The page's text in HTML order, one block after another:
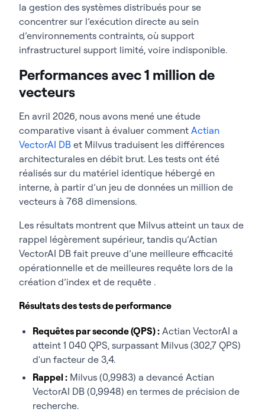
la gestion des systèmes distribués pour se
concentrer sur l’exécution directe au sein
d’environnements contraints, où support
infrastructurel support limité, voire indisponible.
Performances avec 1 million de
vecteurs
En avril 2026, nous avons mené une étude
comparative visant à évaluer comment Actian
VectorAI DB et Milvus traduisent les différences
architecturales en débit brut. Les tests ont été
réalisés sur du matériel identique hébergé en
interne, à partir d’un jeu de données un million de
vecteurs à 768 dimensions.
Les résultats montrent que Milvus atteint un taux de
rappel légèrement supérieur, tandis qu’Actian
VectorAI DB fait preuve d’une meilleure efficacité
opérationnelle et de meilleures requête lors de la
création d’index et de requête .
Résultats des tests de performance
Requêtes par seconde (QPS) : Actian VectorAI a
atteint 1 040 QPS, surpassant Milvus (302,7 QPS)
d'un facteur de 3,4.
Rappel : Milvus (0,9983) a devancé Actian
VectorAI DB (0,9948) en termes de précision de
recherche.